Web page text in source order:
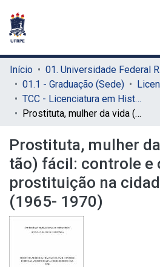
Início
01.
01.1 - Graduação (Sede)
TCC - Licenciatura em História (Sede)
Prostituta, mulher da vida (não tão) fácil: controle e opressão à prostituição na cidade do Recife (1965- 1970)
Prostituta, mulher
tão) fácil: controle e
prostituição na
(1965- 1970)